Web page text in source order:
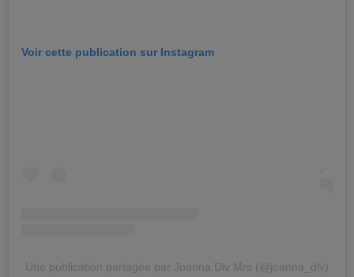
Voir cette publication sur Instagram
Une publication partagée par Joanna Dlv Mrs (@joanna_dlv)